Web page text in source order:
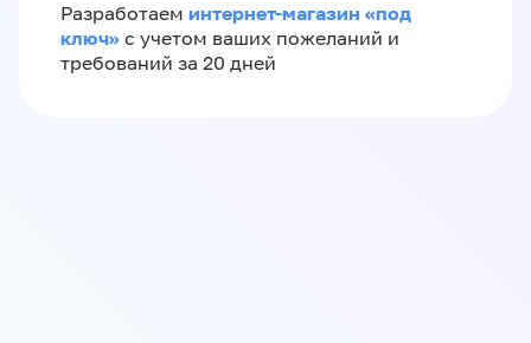
Разработаем интернет-магазин «‎под
ключ»‎ с учетом ваших пожеланий и
требований за 20 дней